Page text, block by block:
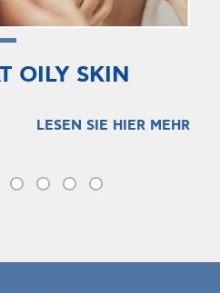
OILY SKIN
LESEN SIE HIER MEHR